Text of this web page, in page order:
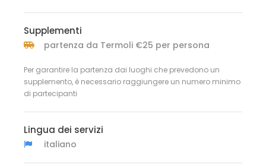
Supplementi
partenza da Termoli €25 per persona
Per garantire la partenza dai luoghi che prevedono un
supplemento, è necessario raggiungere un numero minimo
di partecipanti
Lingua dei servizi
italiano